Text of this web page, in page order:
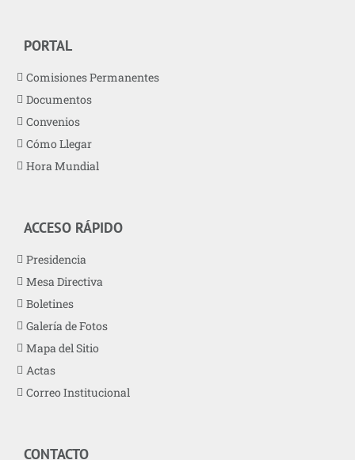
PORTAL
Comisiones Permanentes
Documentos
Convenios
Cómo Llegar
Hora Mundial
ACCESO RÁPIDO
Presidencia
Mesa Directiva
Boletines
Galería de Fotos
Mapa del Sitio
Actas
Correo Institucional
CONTACTO